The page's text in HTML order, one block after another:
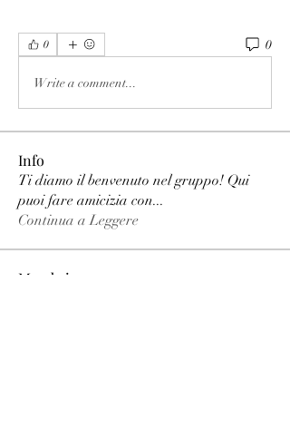
0 0
Write a comment...
Info
Ti diamo il benvenuto nel gruppo! Qui
puoi fare amicizia con...
Continua a Leggere
Membri